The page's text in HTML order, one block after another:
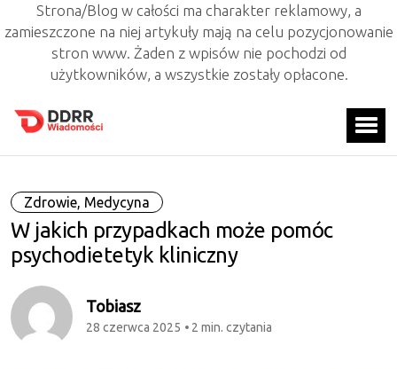
Strona/Blog w całości ma charakter reklamowy, a
zamieszczone na niej artykuły mają na celu pozycjonowanie
stron www. Żaden z wpisów nie pochodzi od
użytkowników, a wszystkie zostały opłacone.
Zdrowie, Medycyna
W jakich przypadkach może pomóc
psychodietetyk kliniczny
Tobiasz
28 czerwca 2025 2 min. czytania